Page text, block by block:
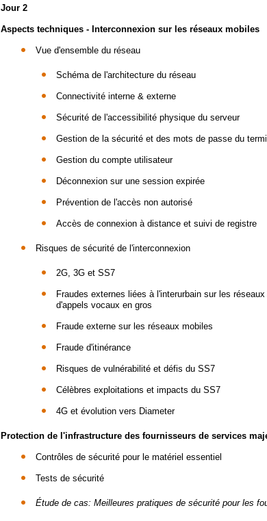
Jour 2
Aspects techniques - Interconnexion sur les réseaux mobiles
Vue d'ensemble du réseau
Schéma de l'architecture du réseau
Connectivité interne & externe
Sécurité de l'accessibilité physique du serveur
Gestion de la sécurité et des mots de passe du
Gestion du compte utilisateur
Déconnexion sur une session expirée
Prévention de l'accès non autorisé
Accès de connexion à distance et suivi de registre
Risques de sécurité de l'interconnexion
2G, 3G et SS7
Fraudes externes liées à l'interurbain sur les
d'appels vocaux en gros
Fraude externe sur les réseaux mobiles
Fraude d'itinérance
Risques de vulnérabilité et défis du SS7
Célèbres exploitations et impacts du SS7
4G et évolution vers Diameter
Protection de l'infrastructure des fournisseurs de services
Contrôles de sécurité pour le matériel essentiel
Tests de sécurité
Étude de cas: Meilleures pratiques de sécurité pour les